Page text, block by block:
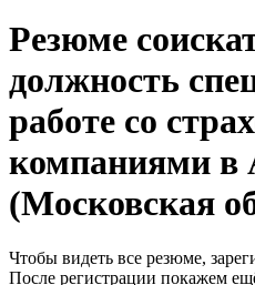
Резюме
должность
работе со
компаниями в
(Московская
Чтобы видеть все резюме,
После регистрации покажем